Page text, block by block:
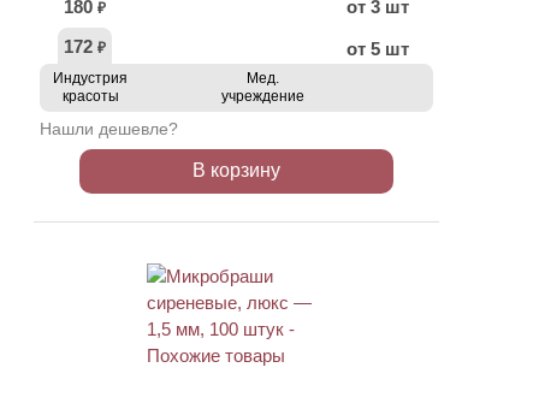
180 ₽
от 3 шт
172 ₽ от 5 шт
Индустрия
красоты
Мед.
учреждение
Нашли дешевле?
В корзину